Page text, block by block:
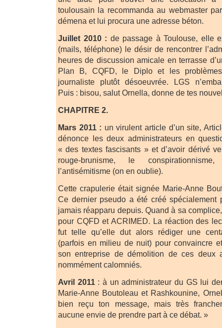
toulousain la recommanda au webmaster
démena et lui procura une adresse béton.
Juillet 2010 : de passage à Toulouse, elle
(mails, téléphone) le désir de rencontrer
heures de discussion amicale en terrasse
Plan B, CQFD, le Diplo et les
journaliste plutôt désoeuvrée. LGS
Puis : bisou, salut Ornella, donne de tes
CHAPITRE 2.
Mars 2011 : un virulent article d’un site,
dénonce les deux administrateurs en
« des textes fascisants » et d’avoir dérivé
rouge-brunisme, le
l’antisémitisme (on en oublie).
Cette crapulerie était signée Marie-Anne
Ce dernier pseudo a été créé spécialement
jamais réapparu depuis. Quand à sa
pour CQFD et ACRIMED. La réaction des
fut telle qu’elle dut alors rédiger une
(parfois en milieu de nuit) pour convaincre
son entreprise de démolition de ces deux
nommément calomniés.
Avril 2011: à un administrateur du GS lui
Marie-Anne Boutoleau et Rashkounine,
bien reçu ton message, mais très
aucune envie de prendre part à ce débat. »